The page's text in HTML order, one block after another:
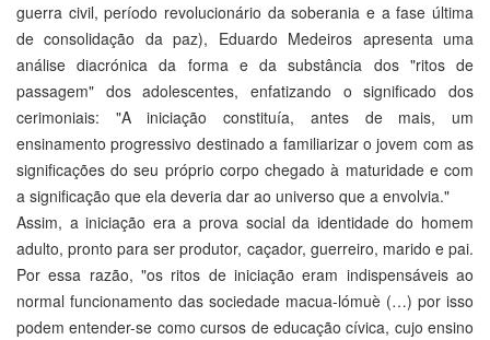
guerra civil, período revolucionário da soberania e a fase última
de consolidação da paz), Eduardo Medeiros apresenta uma
análise diacrónica da forma e da substância dos "ritos de
passagem" dos adolescentes, enfatizando o significado dos
cerimoniais: "A iniciação constituía, antes de mais, um
ensinamento progressivo destinado a familiarizar o jovem com as
significações do seu próprio corpo chegado à maturidade e com
a significação que ela deveria dar ao universo que a envolvia."
Assim, a iniciação era a prova social da identidade do homem
adulto, pronto para ser produtor, caçador, guerreiro, marido e pai.
Por essa razão, "os ritos de iniciação eram indispensáveis ao
normal funcionamento das sociedade macua-lómuè (…) por isso
podem entender-se como cursos de educação cívica, cujo ensino